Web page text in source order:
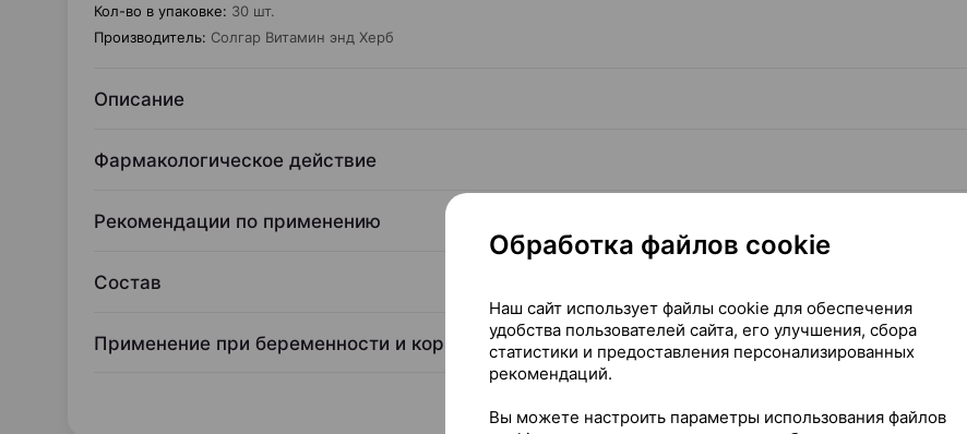
Кол-во в упаковке: 30 шт.
Производитель: Солгар Витамин энд Херб
Описание
Фармакологическое действие
Рекомендации по применению
Состав
Применение при беременности и кормлении грудью
Обработка файлов cookie
Наш сайт использует файлы cookie для обеспечения
удобства пользователей сайта, его улучшения, сбора
статистики и предоставления персонализированных
рекомендаций.
Вы можете настроить параметры использования файлов